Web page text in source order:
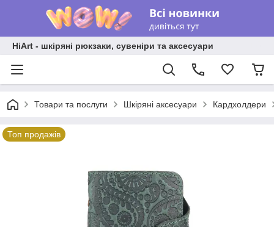
HiArt - шкіряні рюкзаки, сувеніри та аксесуари
Товари та послуги Шкіряні аксесуари Кардхолдери
Топ продажів